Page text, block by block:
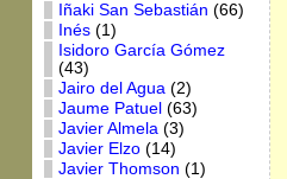
Iñaki San Sebastián (66)
Inés(1)
Isidoro García Gómez
(43)
Jairo del Agua(2)
Jaume Patuel (63)
Javier Almela(3)
Javier Elzo(14)
Javier Thomson (1)